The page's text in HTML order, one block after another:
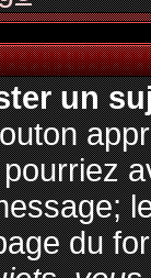
un
du